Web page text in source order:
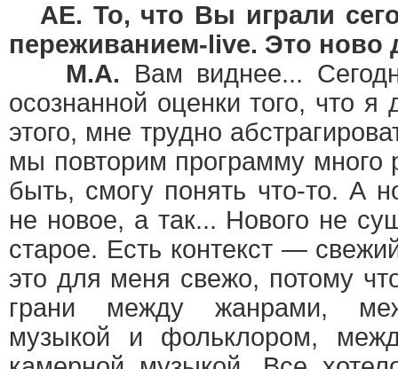
AE. То, что Вы играли
переживанием-live. Это ново
М.А. Вам виднее...
осознанной оценки того, что
этого, мне трудно
мы повторим программу много
быть, смогу понять что-то. А
не новое, а так... Нового не
старое. Есть контекст —
это для меня свежо, потому
грани между жанрами,
музыкой и фольклором,